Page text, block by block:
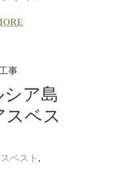
事
ア島
スベス
ベスト ,